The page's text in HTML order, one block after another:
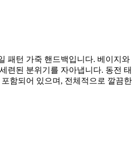
패턴 가죽 핸드백입니다. 베이지와
련된 분위기를 자아냅니다. 동전 태
함되어 있으며, 전체적으로 깔끔한